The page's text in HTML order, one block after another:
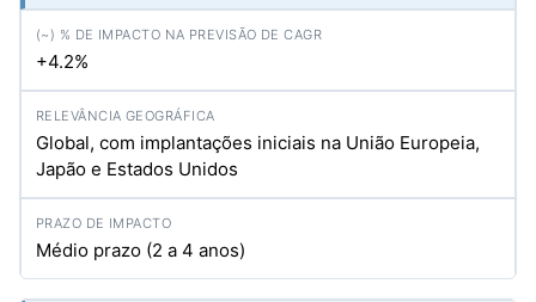
+4.2%
Global, com implantações iniciais na União Europeia,
Japão e Estados Unidos
Médio prazo (2 a 4 anos)